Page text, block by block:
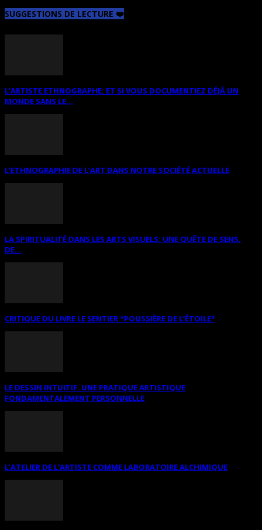
SUGGESTIONS DE LECTURE ❤️
L’ARTISTE ETHNOGRAPHE: ET SI VOUS DOCUMENTIEZ DÉJÀ UN
MONDE SANS LE...
L’ETHNOGRAPHIE DE L’ART DANS NOTRE SOCIÉTÉ ACTUELLE
LA SPIRITUALITÉ DANS LES ARTS VISUELS: UNE QUÊTE DE SENS,
DE...
CRITIQUE DU LIVRE LE SENTIER *POUSSIÈRE DE L’ÉTOILE*
LE DESSIN INTUITIF. UNE PRATIQUE ARTISTIQUE
FONDAMENTALEMENT PERSONNELLE
L’ATELIER DE L’ARTISTE COMME LABORATOIRE ALCHIMIQUE